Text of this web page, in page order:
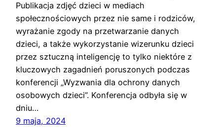
Publikacja zdjęć dzieci w mediach
społecznościowych przez nie same i rodziców,
wyrażanie zgody na przetwarzanie danych
dzieci, a także wykorzystanie wizerunku dzieci
przez sztuczną inteligencję to tylko niektóre z
kluczowych zagadnień poruszonych podczas
konferencji „Wyzwania dla ochrony danych
osobowych dzieci”. Konferencja odbyła się w
dniu…
9 maja, 2024